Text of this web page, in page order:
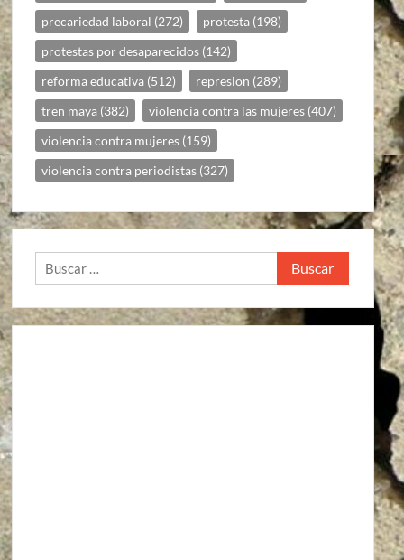
precariedad laboral (272) protesta (198)
protestas por desaparecidos (142)
reforma educativa (512) represion (289)
tren maya (382) violencia contra las mujeres (407)
violencia contra mujeres (159)
violencia contra periodistas (327)
Buscar: